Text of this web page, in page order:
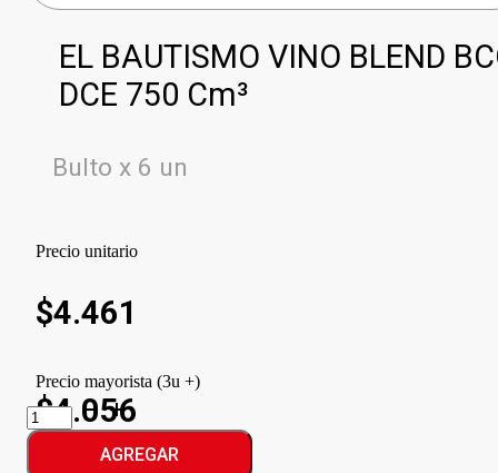
EL BAUTISMO VINO BLEND
DCE 750 Cm³
Bulto x 6 un
Precio unitario
$4.461
Precio mayorista (3u +)
$4.056
EL
BAUTISMO
VINO
AGREGAR